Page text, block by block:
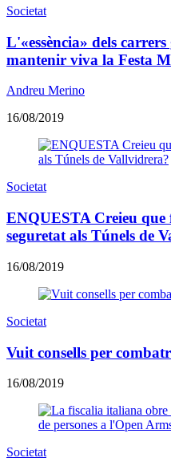
Societat
L'«essència» dels
mantenir viva la Festa
Andreu Merino
16/08/2019
Societat
ENQUESTA Creieu
seguretat als Túnels de
16/08/2019
Societat
Vuit consells per
16/08/2019
Societat